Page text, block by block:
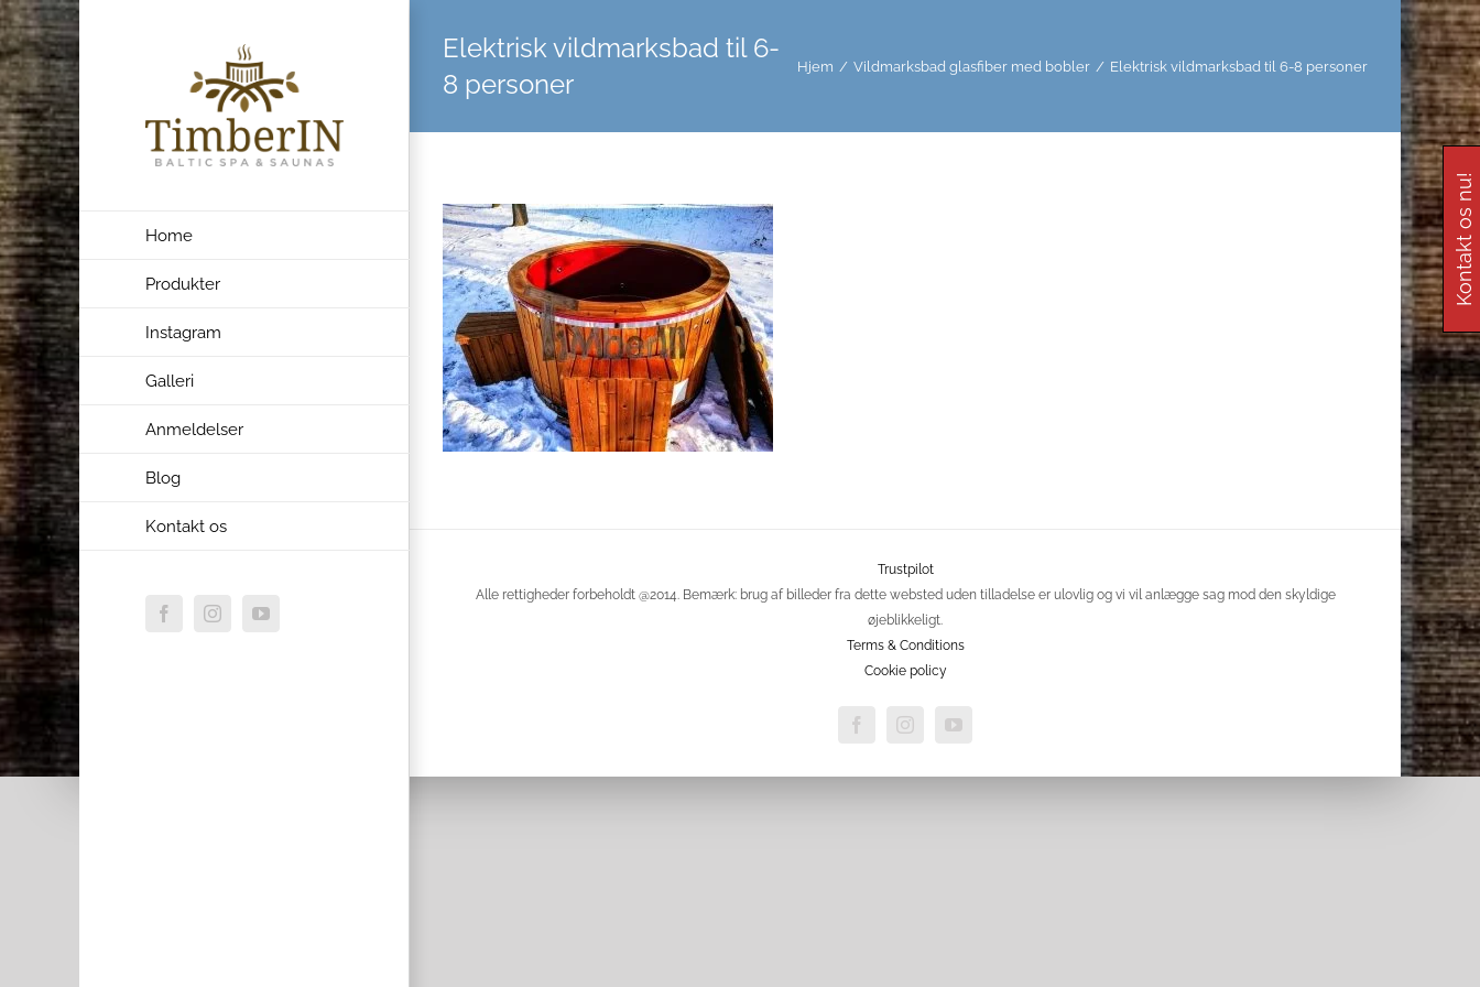
Skip
to
content
Home
Produkter
Instagram
Galleri
Anmeldelser
Blog
Kontakt os
FacebookInstagramYouTube
Elektrisk vildmarksbad til 6-
8 personer
Hjem / Vildmarksbad glasfiber med bobler / Elektrisk vildmarksbad til 6-8 personer
Trustpilot
Alle rettigheder forbeholdt @2014. Bemærk: brug af billeder fra dette websted uden tilladelse er ulovlig og vi vil anlægge sag mod den skyldige
øjeblikkeligt.
Terms & Conditions
Cookie policy
FacebookInstagramYouTube
Kontakt os nu!